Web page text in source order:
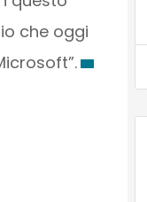
che oggi